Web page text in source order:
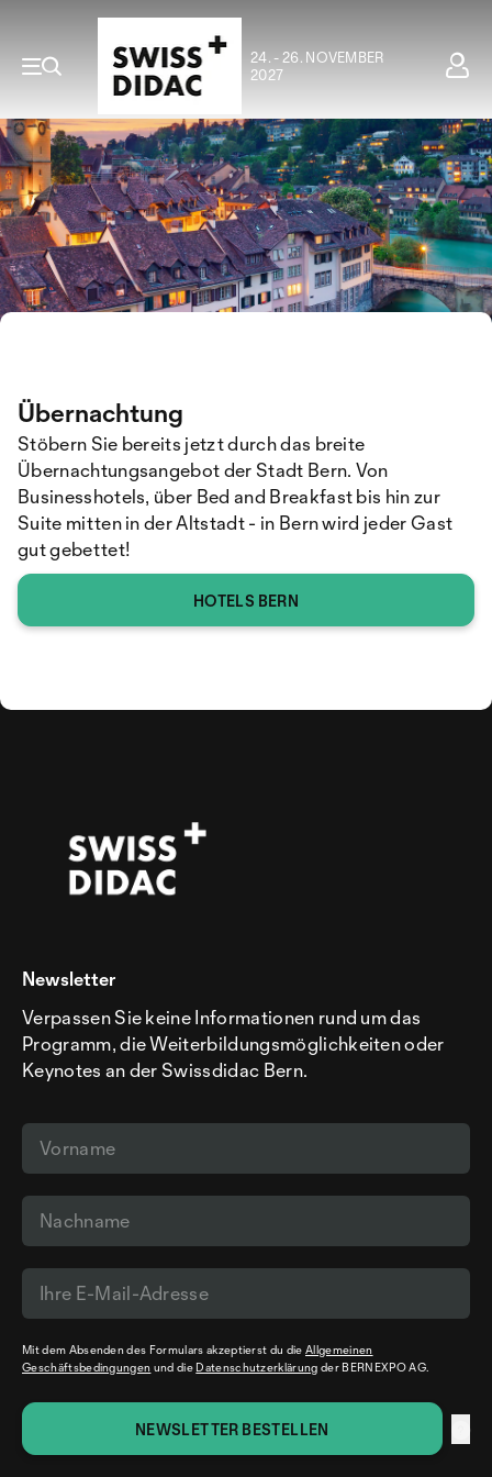
24. - 26. NOVEMBER
2027
Übernachtung
Stöbern Sie bereits jetzt durch das breite
Übernachtungsangebot der Stadt Bern. Von
Businesshotels, über Bed and Breakfast bis hin zur
Suite mitten in der Altstadt - in Bern wird jeder Gast
gut gebettet!
HOTELS BERN
Newsletter
Verpassen Sie keine Informationen rund um das
Programm, die Weiterbildungsmöglichkeiten oder
Keynotes an der Swissdidac Bern.
Mit dem Absenden des Formulars akzeptierst du dieAllgemeinen
Geschäftsbedingungen und die Datenschutzerklärung der BERNEXPO AG.